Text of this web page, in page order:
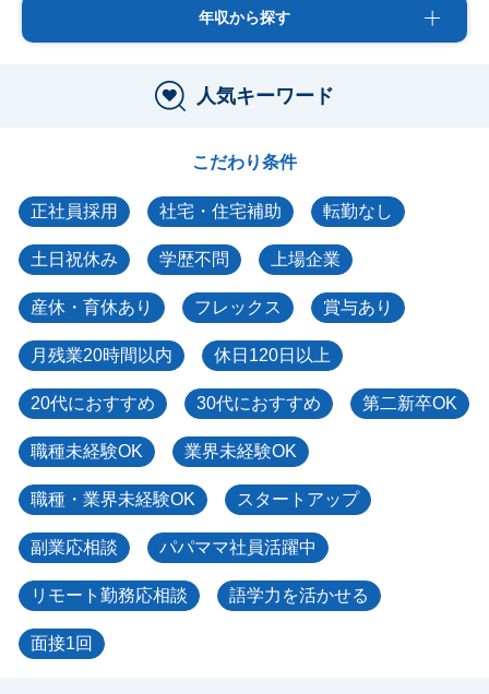
年収から探す
人気キーワード
こだわり条件
正社員採用 社宅・住宅補助 転勤なし
土日祝休み 学歴不問 上場企業
産休・育休あり フレックス 賞与あり
月残業20時間以内 休日120日以上
20代におすすめ 30代におすすめ 第二新卒OK
職種未経験OK 業界未経験OK
職種・業界未経験OK スタートアップ
副業応相談 パパママ社員活躍中
リモート勤務応相談 語学力を活かせる
面接1回